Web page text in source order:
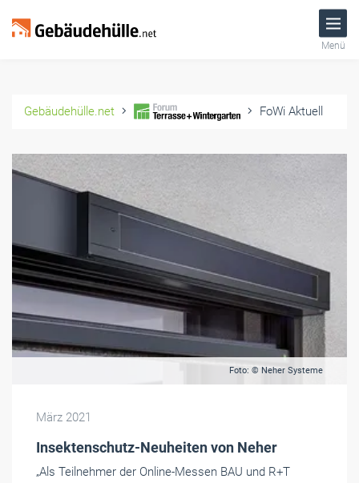
Menü
Gebäudehülle.net FoWi Aktuell
Foto: © Neher Systeme
März 2021
Insektenschutz-Neuheiten von Neher
„Als Teilnehmer der Online-Messen BAU und R+T